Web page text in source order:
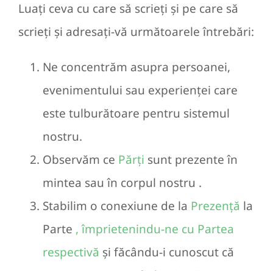
Luați ceva cu care să scrieți și pe care să
scrieți și adresați-vă următoarele întrebări:
Ne concentrăm asupra persoanei,
evenimentului sau experienței care
este tulburătoare pentru sistemul
nostru.
Observăm ce Părți sunt prezente în
mintea sau în corpul nostru .
Stabilim o conexiune de la Prezență la
Parte , împrietenindu-ne cu Partea
respectivă și făcându-i cunoscut că